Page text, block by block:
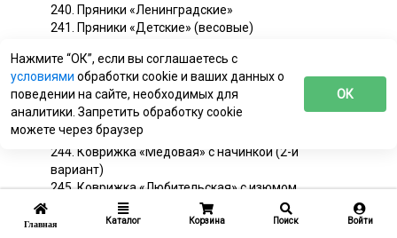
Главная Каталог Корзина Поиск Войти
240. Пряники «Ленинградские»
241. Пряники «Детские» (весовые)
242. Коржики молочные
5.2.5. Коврижки
Коврижки из муки пшеничной I сорта
243. Коврижка «Медовая» без начинки (1-й
вариант)
244. Коврижка «Медовая» с начинкой (2-й
вариант)
245. Коврижка «Любительская» с изюмом
246. Коврижка «Особая»
247. Коврижка «Шоколадная с изюмом»
Нажмите “ОК”, если вы соглашаетесь с
условиями обработки cookie и ваших данных о
поведении на сайте, необходимых для
аналитики. Запретить обработку cookie
можете через браузер
ОК